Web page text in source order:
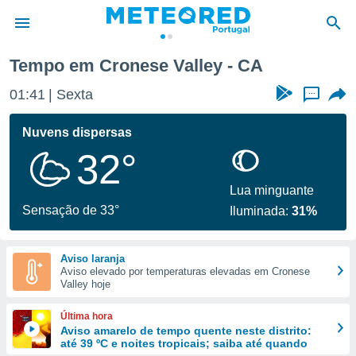
da
foi
fornecidas
a este
das
e
forma
digital
Tempo em Cronese Valley - CA
01:41 Sexta ...
Nuvens dispersas
32°
Sensação de 33°
Lua minguante
Iluminada:31%
Aviso laranja
Aviso elevado por temperaturas elevadas em Cronese
Valley hoje
Última hora
Aviso amarelo de tempo quente neste distrito:
até 39 ºC e noites tropicais; saiba até quando